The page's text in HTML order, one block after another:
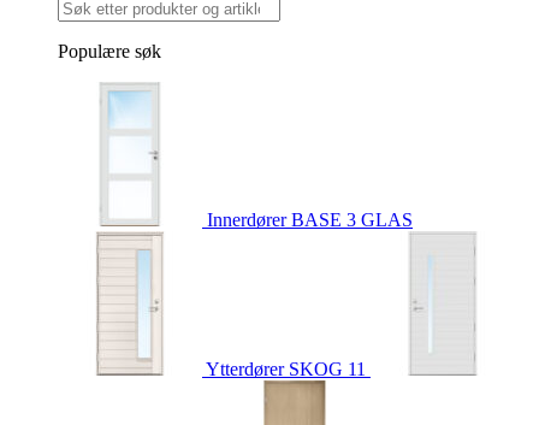
Populære søk
InnerdørerBASE 3 GLAS
Ytterdører SKOG 11